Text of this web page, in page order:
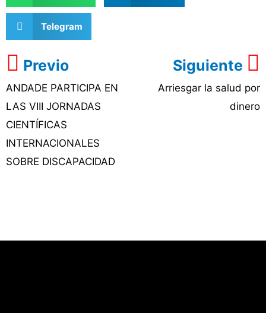
Telegram
Previo
ANDADE PARTICIPA EN
LAS VIII JORNADAS
CIENTÍFICAS
INTERNACIONALES
SOBRE DISCAPACIDAD
Siguiente
Arriesgar la salud por
dinero